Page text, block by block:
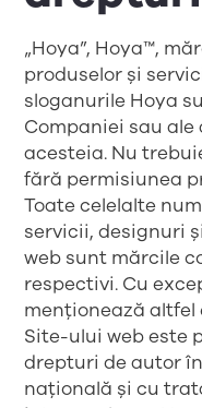
„Hoya”, Hoya™,
produselor și
sloganurile Hoya
Companiei sau
acesteia. Nu
fără permisiunea
Toate celelalte
servicii, designuri
web sunt mărcile
respectivi. Cu
menționează
Site-ului web este
drepturi de autor
națională și cu